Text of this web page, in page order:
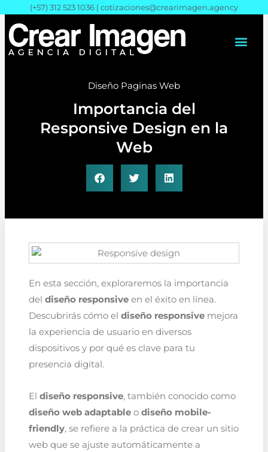
contenido
(+57) 312 523 1036 | cotizaciones@crearimagen.agency
Diseño Paginas Web
Importancia del
Responsive Design en la
Web
En esta sección, exploraremos la importancia
del diseño responsiveen el éxito en línea.
Descubrirás cómo el diseño responsivemejora
la experiencia de usuario en diversos
dispositivos y por qué es clave para tu
presencia digital.
El diseño responsive, también conocido como
diseño web adaptableo diseño mobile-
friendly, se refiere a la práctica de crear un sitio
web que se ajuste automáticamente a